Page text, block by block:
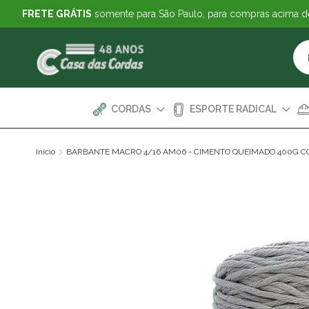
FRETE GRÁTIS somente para São Paulo, para compras acima
CORDAS ESPORTE RADICAL
Início BARBANTE MACRO 4/16 AM06 - CIMENTO QUEIMADO 400G